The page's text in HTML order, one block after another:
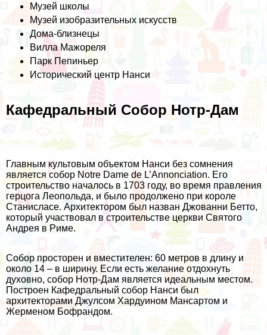
Музей школы
Музей изобразительных искусств
Дома-близнецы
Вилла Мажореля
Парк Пепиньер
Исторический центр Нанси
Кафедральный Собор Нотр-Дам
Главным культовым объектом Нанси без сомнения
является собор Notre Dame de L’Annonciation. Его
строительство началось в 1703 году, во время правления
герцога Леопольда, и было продолжено при короле
Станисласе. Архитектором был назван Джованни Бетто,
который участвовал в строительстве церкви Святого
Андрея в Риме.
Собор просторен и вместителен: 60 метров в длину и
около 14 – в ширину. Если есть желание отдохнуть
духовно, собор Нотр-Дам является идеальным местом.
Построен Кафедральный собор Нанси был
архитекторами Джулсом Хардуином Мансартом и
Жерменом Бофрандом.